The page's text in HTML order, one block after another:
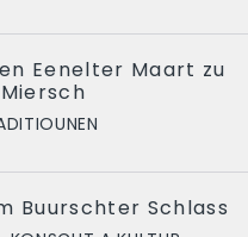
Eenelter Maart zu
Buurschter Schlass